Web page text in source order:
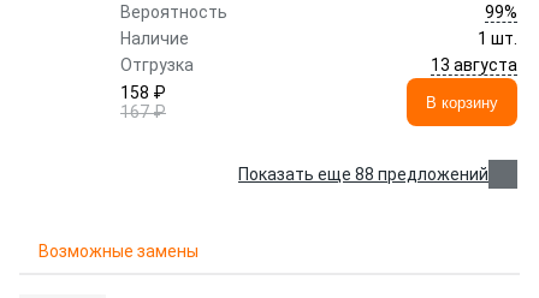
Вероятность
99%
Наличие
1 шт.
Отгрузка
13 августа
158 ₽
167 ₽
В корзину
Показать еще 88 предложений
Возможные замены